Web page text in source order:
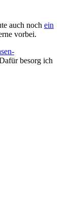
auch noch ein
vorbei.
besorg ich